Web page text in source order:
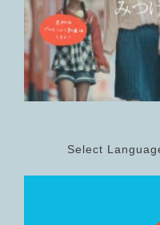
Select